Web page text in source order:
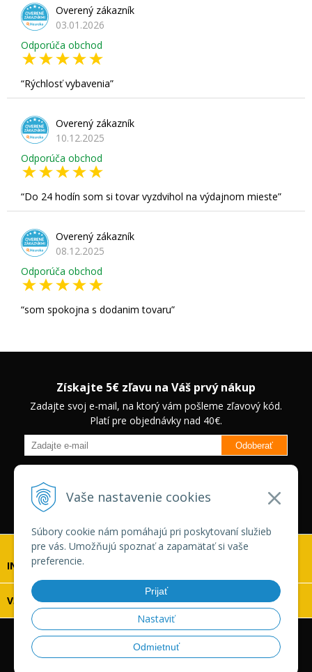
Vaše nastavenie cookies
Súbory cookie nám pomáhajú pri poskytovaní služieb
pre vás. Umožňujú spoznať a zapamätať si vaše
preferencie.
Prijať
Nastaviť
Odmietnuť
Overený zákazník
03.01.2026
Odporúča obchod
Rýchlosť vybavenia
Overený zákazník
10.12.2025
Odporúča obchod
Do 24 hodín som si tovar vyzdvihol na výdajnom mieste
Overený zákazník
08.12.2025
Odporúča obchod
som spokojna s dodanim tovaru
Získajte 5€ zľavu na Váš prvý nákup
Zadajte svoj e-mail, na ktorý vám pošleme zľavový kód.
Platí pre objednávky nad 40€.
Odoberať
zľavách na vybrané produkty.
Neplatí pre Veľkoobchodných
zákazníkov.
INFOLINKA
VŠETKO O NÁKUPE
© 2026 Vaskonaradie.sk •tvorba eshopu cez UNIobchod
webhostingspoločnostiWEBYGROUP